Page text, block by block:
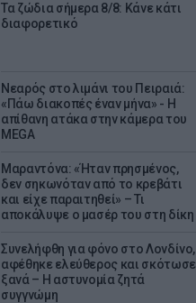
Τα ζώδια σήμερα 8/8: Κάνε κάτι
διαφορετικό
Νεαρός στο λιμάνι του Πειραιά:
«Πάω διακοπές έναν μήνα» - Η
απίθανη ατάκα στην κάμερα του
MEGA
Μαραντόνα: «Ήταν πρησμένος,
δεν σηκωνόταν από το κρεβάτι
και είχε παραιτηθεί» – Τι
αποκάλυψε ο μασέρ του στη δίκη
Συνελήφθη για φόνο στο Λονδίνο,
αφέθηκε ελεύθερος και σκότωσε
ξανά – Η αστυνομία ζητά
συγγνώμη